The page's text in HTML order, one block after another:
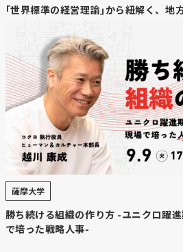
・ニセコとルスツが関連部門をほ
そのほか日本のホテル部門では
ホテル部門では「木ニセコ」、
山」がそれぞれ最優秀賞を受賞し
主要部門をほぼ独占した。北海道
ベルで存在感を強めていることを
【コメント】
やはり強いですね。ウィンター
ーケットになっているので、北海
す。
【北海道ニュース】北
海外学生獲得へ“新戦
｢世界標準の経営理論｣から紐解く、地
薩摩大学
勝ち続ける組織の作り方 -ユニクロ躍
で培った戦略人事-